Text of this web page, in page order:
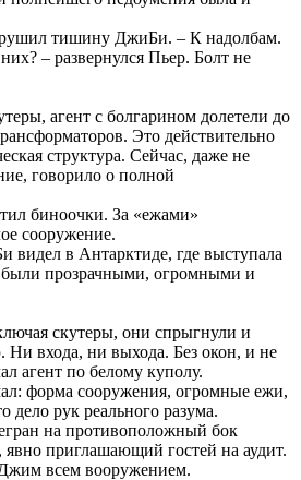
тишину ДжиБи. – К надолбам.
– развернулся Пьер. Болт не
агент с болгарином долетели до
Это действительно
структура. Сейчас, даже не
говорило о полной
биноочки. За «ежами»
сооружение.
в Антарктиде, где выступала
прозрачными, огромными и
скутеры, они спрыгнули и
входа, ни выхода. Без окон, и не
агент по белому куполу.
форма сооружения, огромные ежи,
дело рук реального разума.
на противоположный бок
приглашающий гостей на аудит.
всем вооружением.